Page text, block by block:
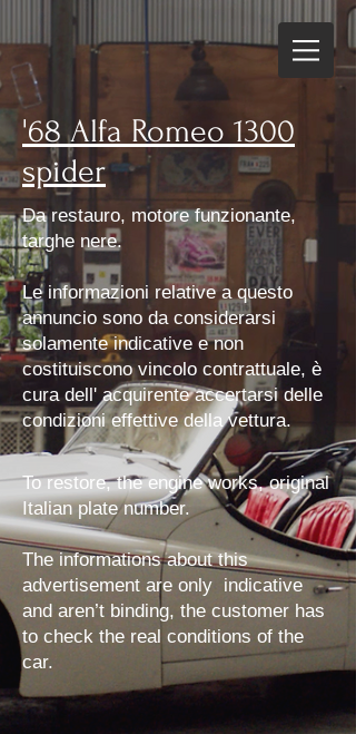
'68 Alfa Romeo 1300
spider
Da restauro, motore funzionante,
targhe nere.
Le informazioni relative a questo
annuncio sono da considerarsi
solamente indicative e non
costituiscono vincolo contrattuale, è
cura dell' acquirente accertarsi delle
condizioni effettive della vettura.
To restore, the engine works, original
Italian plate number.
The informations about this
advertisement are only indicative
and aren’t binding, the customer has
to check the real conditions of the
car.